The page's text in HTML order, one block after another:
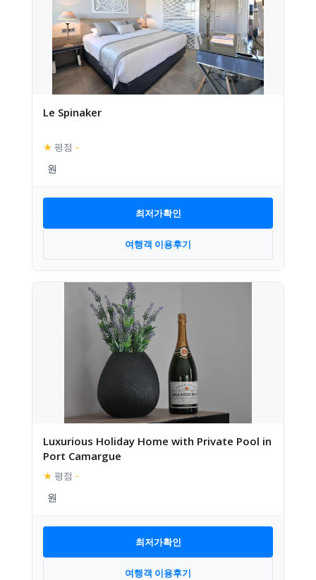
Le Spinaker
★ 평점 –
최저가확인
여행객 이용후기
Luxurious Holiday Home with Private Pool in
Port Camargue
★ 평점 –
최저가확인
여행객 이용후기